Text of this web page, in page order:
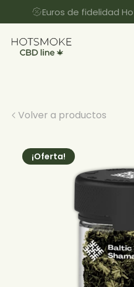
Euros de fidelidad
Volver a productos
¡Oferta!